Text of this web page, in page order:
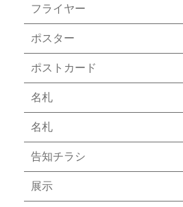
フライヤー
ポスター
ポストカード
名札
名札
告知チラシ
展示